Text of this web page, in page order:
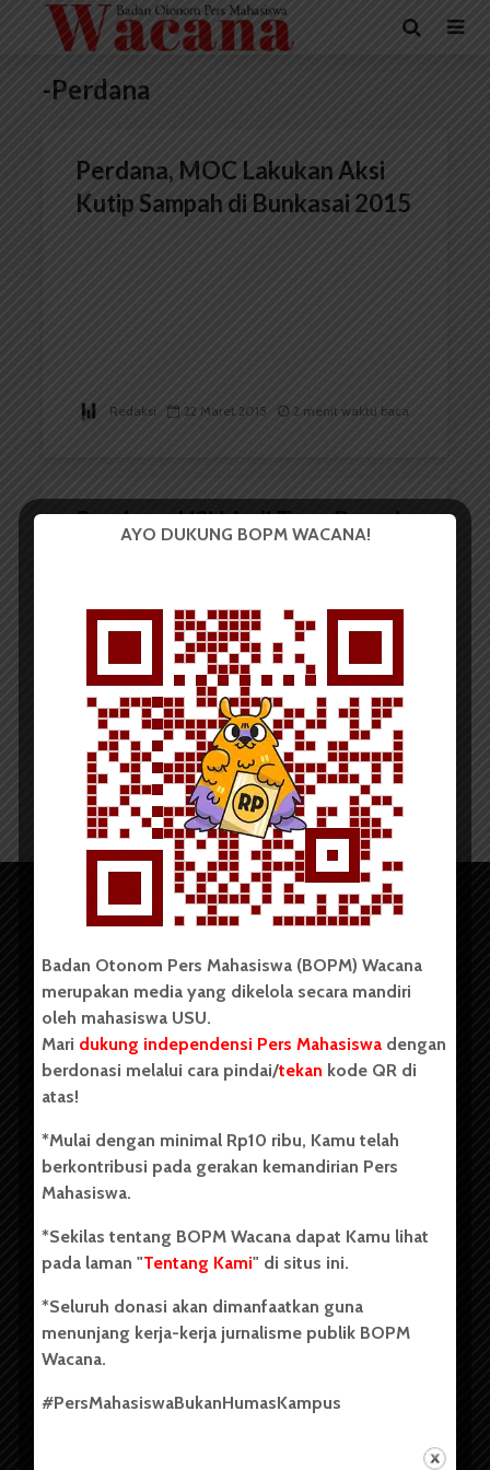
-Perdana
Perdana, MOC Lakukan Aksi
Kutip Sampah di Bunkasai 2015
Redaksi 22 Maret 2015 2 menit waktu baca
Perdana, USU Jadi Tuan Rumah
Redaksi 8 Januari 2015 2 menit waktu baca
Copyright © 2023. All rights reserved BOPM WACANA.
Badan Otonom Pers Mahasiswa (BOPM) Wacana merupakan
pers mahasiswa yang berdiri di luar kampus dan dikelola
(USU). Sebelumnya BOPM Wacana merupakan salah satu
Unit Kegiatan Mahasiswa (UKM) di Universitas Sumatera
berdiri pada 1 Juli 1995.
Tentang Kami
AYO DUKUNG BOPM WACANA!
Badan Otonom Pers Mahasiswa (BOPM) Wacana
merupakan media yang dikelola secara mandiri
oleh mahasiswa USU.
Mari dukung independensi Pers Mahasiswa dengan
berdonasi melalui cara pindai/tekan kode QR di
atas!
*Mulai dengan minimal Rp10 ribu, Kamu telah
berkontribusi pada gerakan kemandirian Pers
Mahasiswa.
*Sekilas tentang BOPM Wacana dapat Kamu lihat
pada laman "Tentang Kami" di situs ini.
*Seluruh donasi akan dimanfaatkan guna
menunjang kerja-kerja jurnalisme publik BOPM
Wacana.
#PersMahasiswaBukanHumasKampus